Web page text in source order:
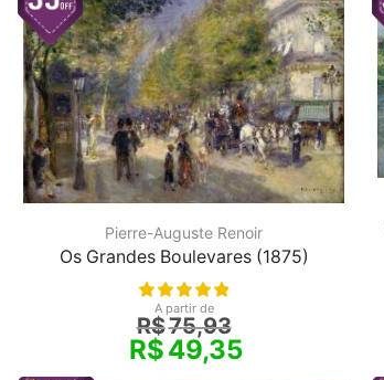
Pierre-Auguste Renoir
Os Grandes Boulevares (1875)
A partir de
R$75,93
R$49,35